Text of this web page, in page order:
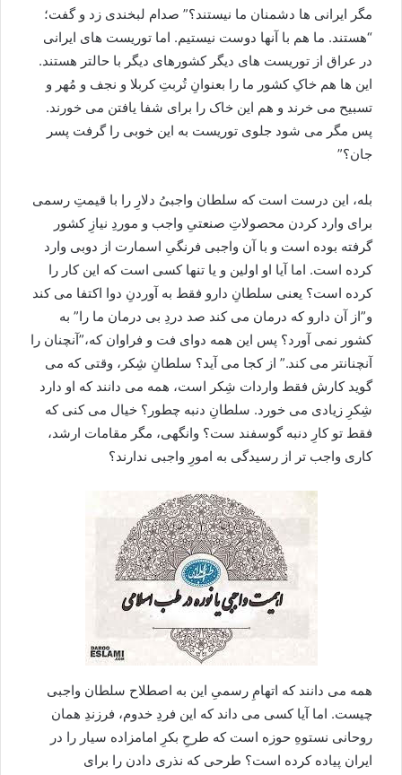
مگر ایرانی ها دشمنان ما نیستند؟” صدام لبخندی زد و گفت؛
“هستند. ما هم با آنها دوست نیستیم. اما توریست های ایرانی
در عراق از توریست های دیگر کشورهای دیگر با حالتر هستند.
این ها هم خاکِ کشور ما را بعنوانِ تُربتِ کربلا و نجف و مُهر و
تسبیح می خرند و هم این خاک را برای شفا یافتن می خورند.
پس مگر می شود جلوی توریست به این خوبی را گرفت پسر
جان؟”
بله، این درست است که سلطان واجبیُ دلارِ را با قیمتِ رسمی
برای وارد کردن محصولاتِ صنعتیِ واجب و موردِ نیازِ کشور
گرفته بوده است و با آن واجبی فرنگیِ اسمارت از دوبی وارد
کرده است. اما آیا او اولین و یا تنها کسی است که این کار را
کرده است؟ یعنی سلطانِ دارو فقط به آوردنِ دوا اکتفا می کند
و”از آن دارو که درمان می کند صد دردِ بی درمان ما را” به
کشور نمی آورد؟ پس این همه دوای فت و فراوان که،”آنچنان را
آنچنانتر می کند.” از کجا می آید؟ سلطانِ شِکر، وقتی که می
گوید کارش فقط واردات شِکر است، همه می دانند که او دارد
شِکرِ زیادی می خورد. سلطانِ دنبه چطور؟ خیال می کنی که
فقط تو کارِ دنبه گوسفند ست؟ وانگهی، مگر مقامات ارشد،
کاری واجب تر از رسیدگی به امورِ واجبی ندارند؟
همه می دانند که اتهامِ رسمیِ این به اصطلاح سلطان واجبی
چیست. اما آیا کسی می داند که این فردِ خدوم، فرزندِ همان
روحانی نستوهِ حوزه است که طرحِ بکرِ امامزاده سیار را در
ایران پیاده کرده است؟ طرحی که نذری دادن را برای